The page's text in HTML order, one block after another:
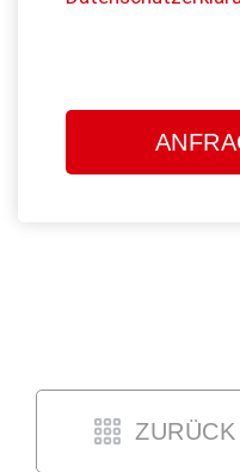
lasse